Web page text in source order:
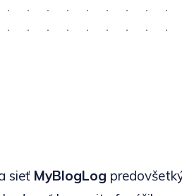
sieť MyBlogLog